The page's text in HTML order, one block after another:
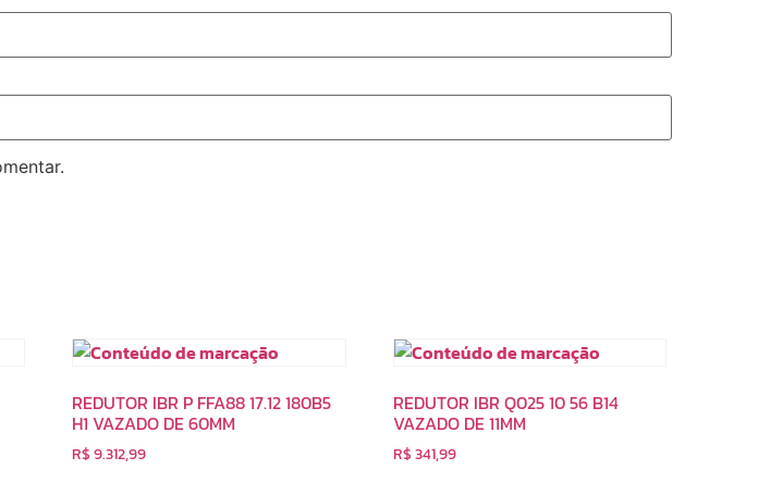
REDUTOR IBR P FFA88 17.12 180B5
H1 VAZADO DE 60MM
R$9.312,99
REDUTOR IBR Q025 10 56 B14
VAZADO DE 11MM
R$341,99